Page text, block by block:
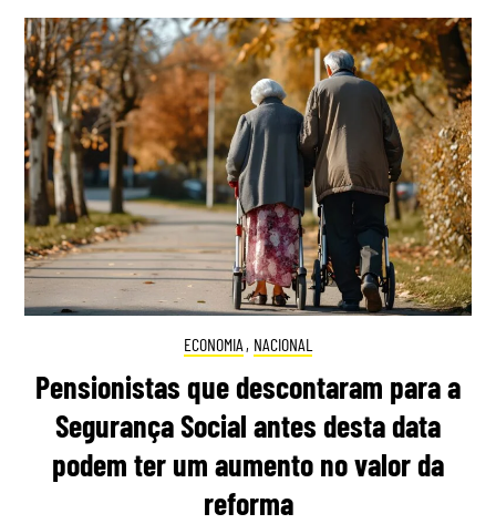
ECONOMIA , NACIONAL
Pensionistas que descontaram para a
Segurança Social antes desta data
podem ter um aumento no valor da
reforma